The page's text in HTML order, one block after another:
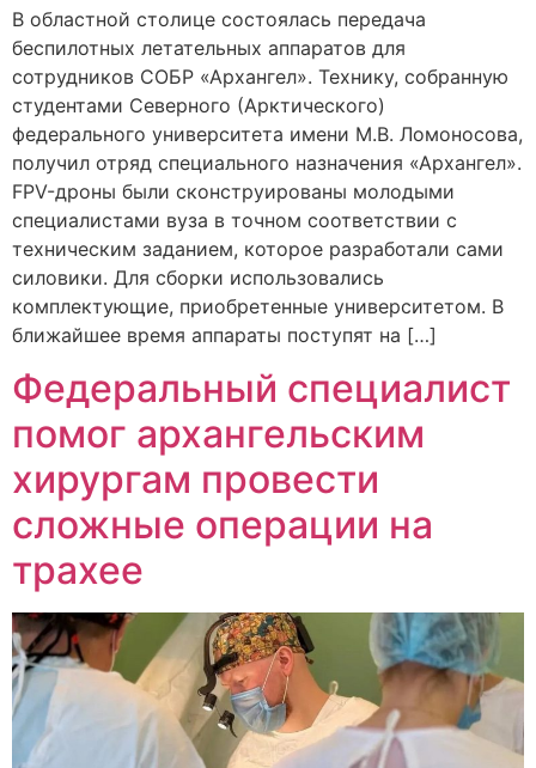
В областной столице состоялась передача
беспилотных летательных аппаратов для
сотрудников СОБР «Архангел». Технику, собранную
студентами Северного (Арктического)
федерального университета имени М.В. Ломоносова,
получил отряд специального назначения «Архангел».
FPV-дроны были сконструированы молодыми
специалистами вуза в точном соответствии с
техническим заданием, которое разработали сами
силовики. Для сборки использовались
комплектующие, приобретенные университетом. В
ближайшее время аппараты поступят на […]
Федеральный специалист
помог архангельским
хирургам провести
сложные операции на
трахее